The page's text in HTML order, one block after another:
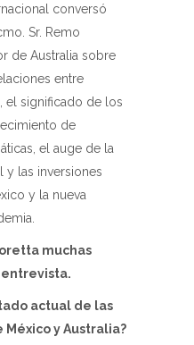
conversó
Sr. Remo
de Australia sobre
entre
el significado de los
de
el auge de la
y las inversiones
y la nueva
muchas
actual de las
y Australia?